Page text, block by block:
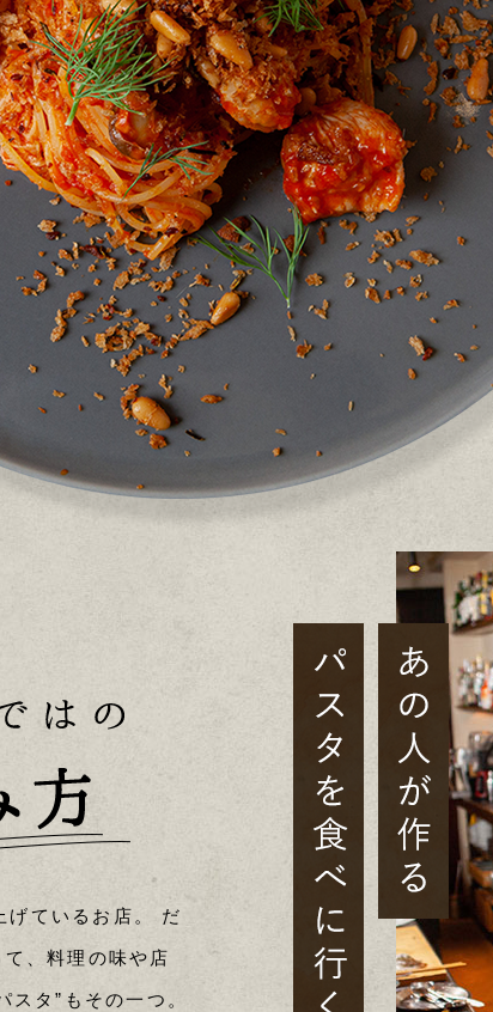
ているお店。 だ
、料理の味や店
タ”もその一つ。